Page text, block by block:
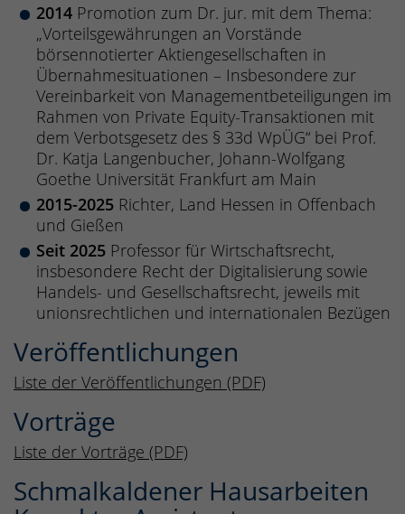
2014 Promotion zum Dr. jur. mit dem Thema:
„Vorteilsgewährungen an Vorstände
börsennotierter Aktiengesellschaften in
Übernahmesituationen – Insbesondere zur
Vereinbarkeit von Managementbeteiligungen im
Rahmen von Private Equity-Transaktionen mit
dem Verbotsgesetz des § 33d WpÜG“ bei Prof.
Dr. Katja Langenbucher, Johann-Wolfgang
Goethe Universität Frankfurt am Main
2015-2025 Richter, Land Hessen in Offenbach
und Gießen
Seit 2025 Professor für Wirtschaftsrecht,
insbesondere Recht der Digitalisierung sowie
Handels- und Gesellschaftsrecht, jeweils mit
unionsrechtlichen und internationalen Bezügen
Veröffentlichungen
Liste der Veröffentlichungen (PDF)
Vorträge
Liste der Vorträge (PDF)
Schmalkaldener Hausarbeiten